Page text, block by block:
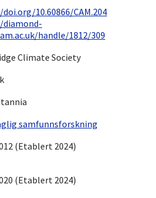
10.60866/CAM.204
handle/1812/309
Climate Society
samfunnsforskning
(Etablert 2024)
(Etablert 2024)